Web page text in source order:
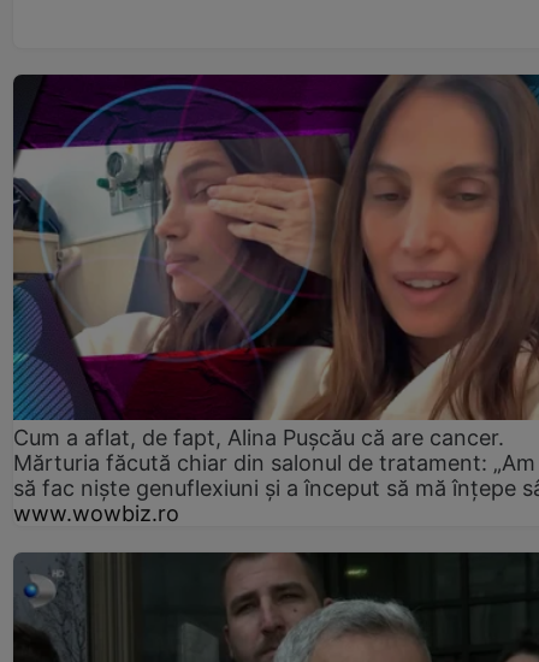
Cum a aflat, de fapt, Alina Pușcău că are cancer.
Mărturia făcută chiar din salonul de tratament:
să fac niște genuflexiuni și a început să mă înțepe
www.wowbiz.ro